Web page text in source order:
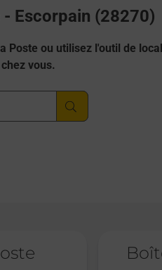
Escorpain (28270)
Poste ou utilisez l'outil de
vous.